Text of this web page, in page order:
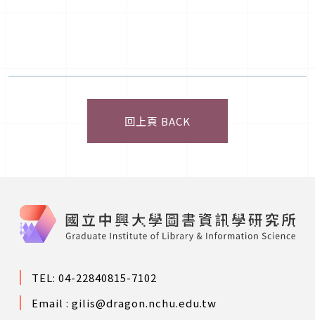
回上頁 BACK
TEL: 04-22840815-7102
Email : gilis@dragon.nchu.edu.tw